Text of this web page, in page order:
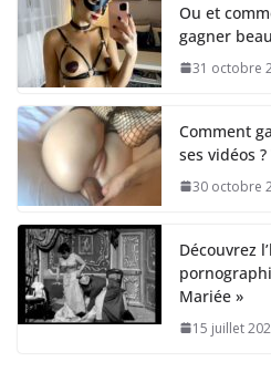
Ou et
gagner
31 octobre
Comment
ses vidéos
30 octobre
Découvrez
Mariée »
15 juillet